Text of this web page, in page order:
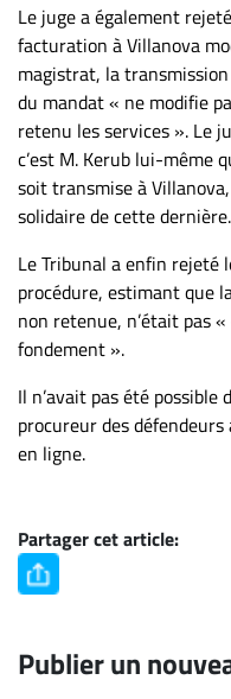
Le juge a également
facturation à Villanova
magistrat, la
du mandat « ne modifie
retenu les services ». Le
c’est M. Kerub lui-même
soit transmise à
solidaire de cette dernière.
Le Tribunal a enfin rejeté
procédure, estimant que
non retenue, n’était pas
fondement ».
Il n’avait pas été possible
procureur des
en ligne.
Partager cet article:
Publier un